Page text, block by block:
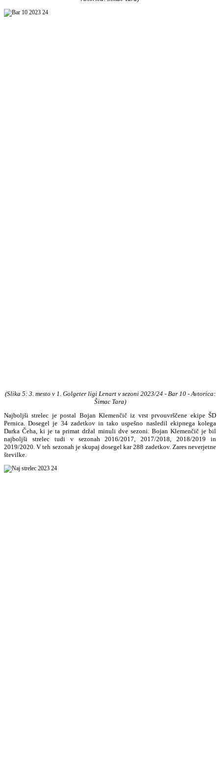
(Slika 5: 3 . mesto v 1. Golgeter ligi Lenart v sezoni 2023/24 - Bar 10 - Avtorica:
Šimac Tara)
Najboljši strelec je postal Bojan Klemenčič iz vrst prvouvrščene ekipe ŠD
Pernica. Dosegel je 34 zadetkov in tako uspešno nasledil ekipnega kolega
Darka Čeha, ki je ta primat držal minuli dve sezoni. Bojan Klemenčič je bil
najboljši strelec tudi v sezonah 2016/2017, 2017/2018, 2018/2019 in
2019/2020. V teh sezonah je skupaj dosegel kar 288 zadetkov. Zares neverjetne
številke.